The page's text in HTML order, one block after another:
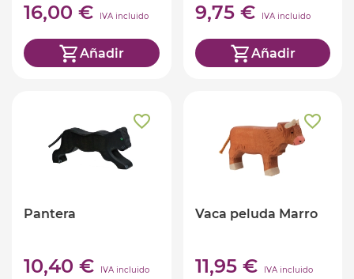
16,00 € IVA incluido
Añadir
9,75 € IVA incluido
Añadir
Pantera
10,40 € IVA incluido
Vaca peluda Marro
11,95 € IVA incluido